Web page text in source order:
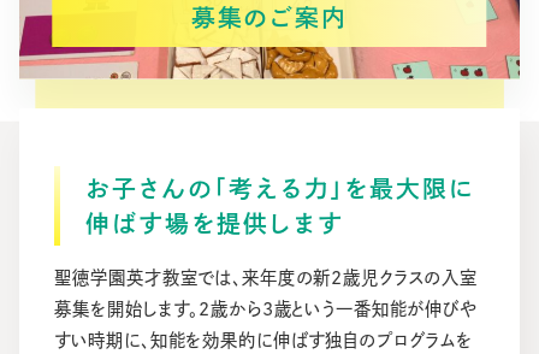
募集のご案内
お子さんの「考える力」を最大限に
伸ばす場を提供します
聖徳学園英才教室では、来年度の新2歳児クラスの入室
募集を開始します。2歳から3歳という一番知能が伸びや
すい時期に、知能を効果的に伸ばす独自のプログラムを